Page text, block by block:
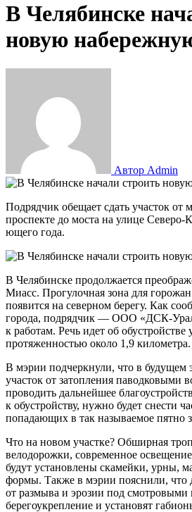
В Челябинске
новую
Автор Admin
Подрядчик обещает сдать участок от моста на Свердловском
проспекте до моста на улице
ющего года.
В Челябинске продолжается
Миасс. Прогулочная зона для горожан
появится на северном берегу. Как
города, подрядчик — ООО «ДСК-
к работам. Речь идет об обустройстве
протяженностью около 1,9 километра.
В мэрии подчеркнули, что в будущем
участок от затопления паводковыми
проводить дальнейшее
к обустройству, нужно будет снести
попадающих в так называемое пятно
Что на новом участке? Обширная
велодорожки, современное
будут установлены скамейки, урны,
формы. Также в мэрии пояснили, что
от размыва и эрозии под
берегоукрепление и установят